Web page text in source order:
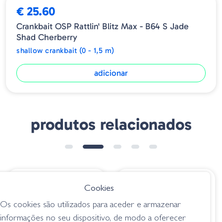
€ 25.60
Crankbait OSP Rattlin' Blitz Max - B64 S Jade
Shad Cherberry
shallow crankbait (0 - 1,5 m)
adicionar
produtos relacionados
Megabass IxI
Blowly - Secrete
Amostra Wiggle
Wart 05 165
Cookies
Os cookies são utilizados para aceder e armazenar
informações no seu dispositivo, de modo a oferecer